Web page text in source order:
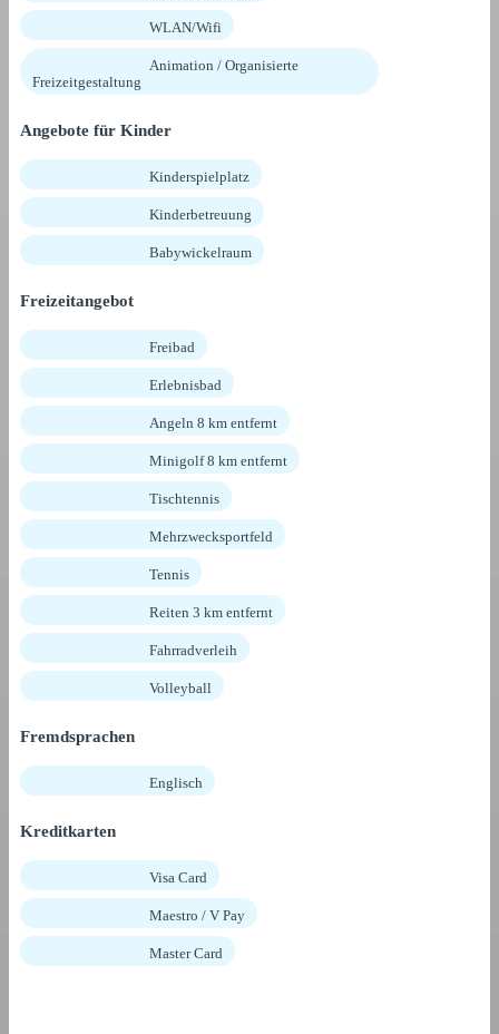
WLAN/Wifi
Animation / Organisierte
Freizeitgestaltung
Angebote für Kinder
Kinderspielplatz
Kinderbetreuung
Babywickelraum
Freizeitangebot
Freibad
Erlebnisbad
Angeln 8 km entfernt
Minigolf 8 km entfernt
Tischtennis
Mehrzwecksportfeld
Tennis
Reiten 3 km entfernt
Fahrradverleih
Volleyball
Fremdsprachen
Englisch
Kreditkarten
Visa Card
Maestro / V Pay
Master Card